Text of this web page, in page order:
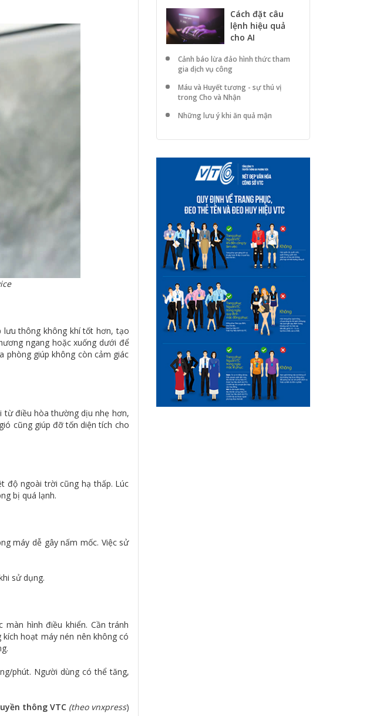
thông không khí tốt hơn, tạo
ngang hoặc xuống dưới để
phòng giúp không còn cảm giác
từ điều hòa thường dịu nhẹ hơn,
cũng giúp đỡ tốn diện tích cho
độ ngoài trời cũng hạ thấp. Lúc
bị quá lạnh.
máy dễ gây nấm mốc. Việc sử
sử dụng.
hình điều khiển. Cần tránh
hoạt máy nén nên không có
phút. Người dùng có thể tăng,
thông VTC (theo vnxpress)
Cách đặt câu
lệnh hiệu quả
cho AI
Cảnh báo lừa đảo hình thức tham
gia dịch vụ công
Máu và Huyết tương - sự thú vị
trong Cho và Nhận
Những lưu ý khi ăn quả mận